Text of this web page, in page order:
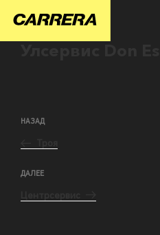
НАЗАД
ДАЛЕЕ